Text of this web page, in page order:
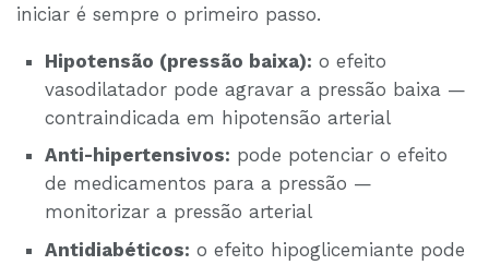
iniciar é sempre o primeiro passo.
Hipotensão (pressão baixa): o efeito
vasodilatador pode agravar a pressão baixa —
contraindicada em hipotensão arterial
Anti-hipertensivos: pode potenciar o efeito
de medicamentos para a pressão —
monitorizar a pressão arterial
Antidiabéticos: o efeito hipoglicemiante pode